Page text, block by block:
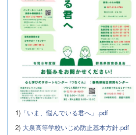
1) 「いま、悩んでいる君へ」.pdf
2) 大泉高等学校いじめ防止基本方針.pdf